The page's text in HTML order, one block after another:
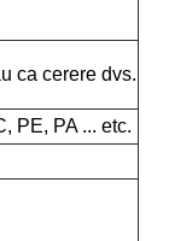
ca cerere dvs.
PE, PA ... etc.